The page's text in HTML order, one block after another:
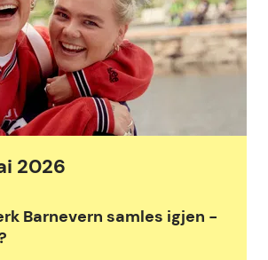
2026
Barnevern samles igjen -